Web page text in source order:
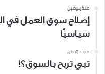
منذ يومين
إصلاح سوق العمل في
سياسيًا
منذ يومين
تبي تربح بالسوق؟!